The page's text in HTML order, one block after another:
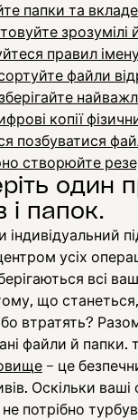
папки та
зрозумілі
правил
файли
копії
позбуватися
створюйте
один
і папок.
індивідуальний
усіх
всі
що
втратять?
файли й папки.
– це
Оскільки
потрібно